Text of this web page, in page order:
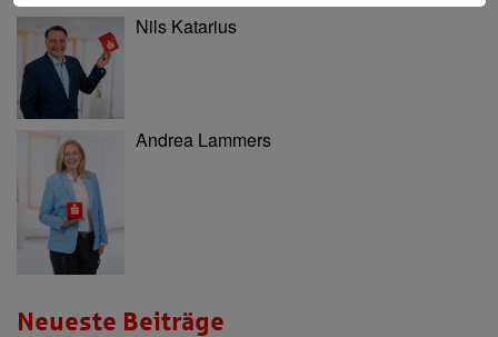
Nils Katarius
Andrea Lammers
Neueste Beiträge